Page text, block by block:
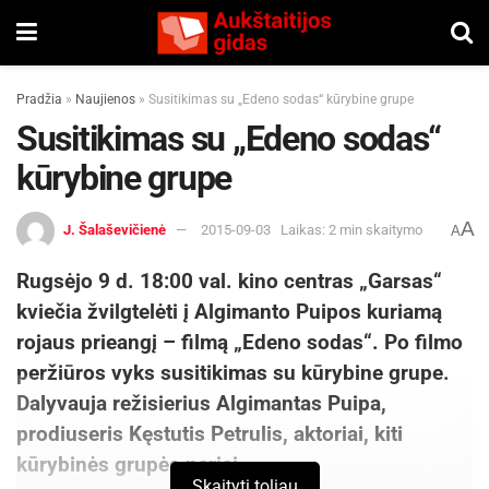
Pradžia » Naujienos » Susitikimas su „Edeno sodas“ kūrybine grupe
Susitikimas su „Edeno sodas“
kūrybine grupe
J. Šalaševičienė 2015-09-03 Laikas: 2 min skaitymo AA
Rugsėjo 9 d. 18:00 val. kino centras „Garsas“
kviečia žvilgtelėti į Algimanto Puipos kuriamą
rojaus prieangį – filmą „Edeno sodas“. Po filmo
peržiūros vyks susitikimas su kūrybine grupe.
Dalyvauja režisierius Algimantas Puipa,
prodiuseris Kęstutis Petrulis, aktoriai, kiti
kūrybinės grupės nariai.